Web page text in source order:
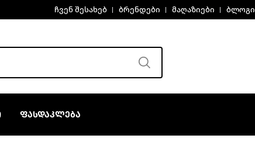
ჩვენ შესახებ ბრენდები მაღაზიები ბლოგი
ᲤᲐᲡᲓᲐᲙᲚᲔᲑᲐ